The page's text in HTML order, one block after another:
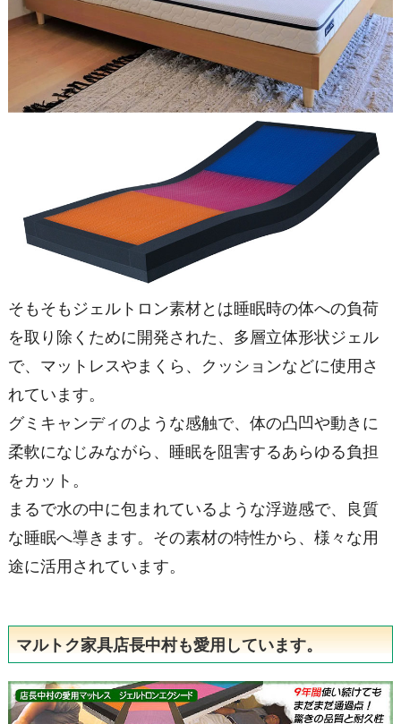
そもそもジェルトロン素材とは睡眠時の体への負荷
を取り除くために開発された、多層立体形状ジェル
で、マットレスやまくら、クッションなどに使用さ
れています。
グミキャンディのような感触で、体の凸凹や動きに
柔軟になじみながら、睡眠を阻害するあらゆる負担
をカット。
まるで水の中に包まれているような浮遊感で、良質
な睡眠へ導きます。その素材の特性から、様々な用
途に活用されています。
マルトク家具店長中村も愛用しています。